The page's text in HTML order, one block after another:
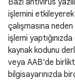
işlemini
çalışmasına
işlemi
kaynak kodunu
veya AAB'de
bilgisayarınızda